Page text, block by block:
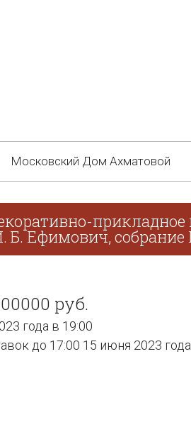
Московский Дом Ахматовой
прикладное
Б. Ефимович,
руб.
года в 19:00
до 17:00 15 июня 2023 года